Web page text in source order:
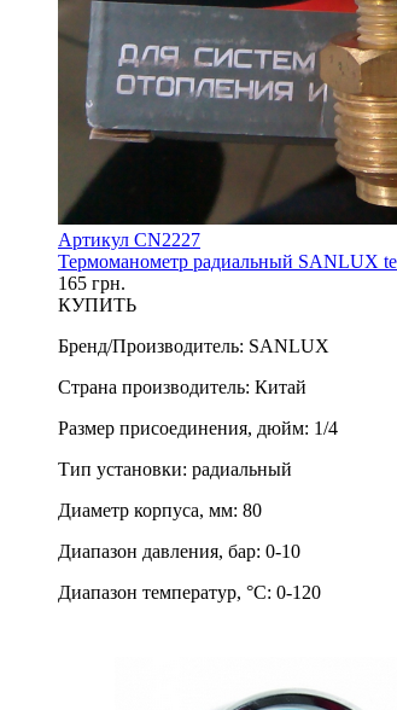
Артикул CN2227
Термоманометр радиальный SANLUX
165 грн.
КУПИТЬ
Бренд/Производитель: SANLUX
Страна производитель: Китай
Размер присоединения, дюйм: 1/4
Тип установки: радиальный
Диаметр корпуса, мм: 80
Диапазон давления, бар: 0-10
Диапазон температур, °С: 0-120